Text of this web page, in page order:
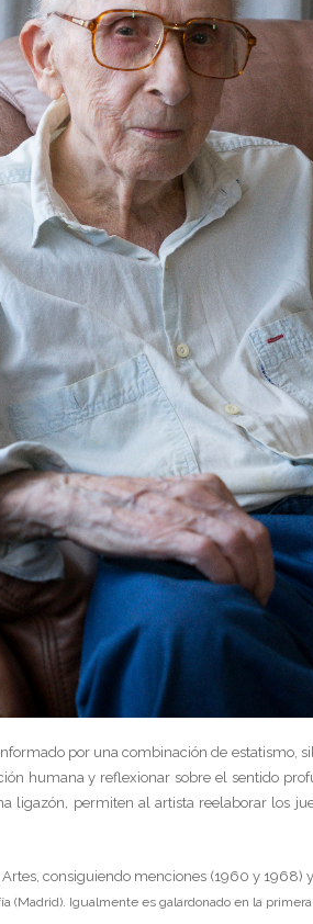
por una combinación de estatismo,
humana y reflexionar sobre el sentido
ligazón, permiten al artista reelaborar los
consiguiendo menciones (1960 y 1968)
Igualmente es galardonado en la